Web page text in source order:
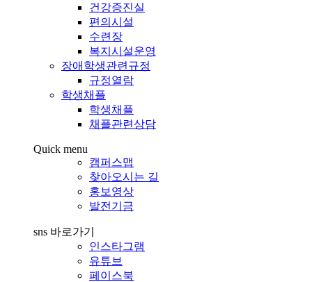
건강증진실
편의시설
수련장
복지시설운영
장애학생관련규정
규정열람
학생채플
학생채플
채플관련상담
Quick menu
캠퍼스맵
찾아오시는 길
홍보영상
발전기금
sns 바로가기
인스타그램
유튜브
페이스북